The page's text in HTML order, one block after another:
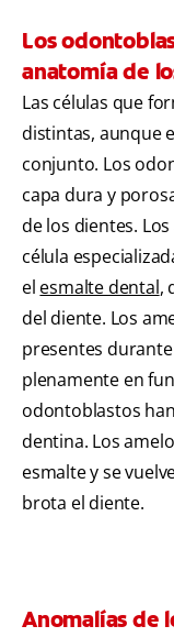
Los
anatomía de
Las células que
distintas, aunque
conjunto. Los
capa dura y
de los dientes.
célula
el esmalte dental,
del diente. Los
presentes
plenamente en
odontoblastos
dentina. Los
esmalte y se
brota el diente.
Anomalías de